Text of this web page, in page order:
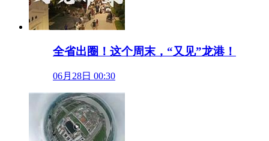
全省出圈！这个周末，“又见”龙港！
06月28日 00:30